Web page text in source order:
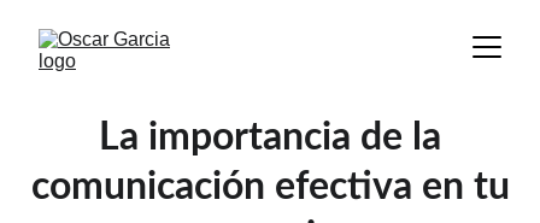
La importancia de la
comunicación efectiva en tu